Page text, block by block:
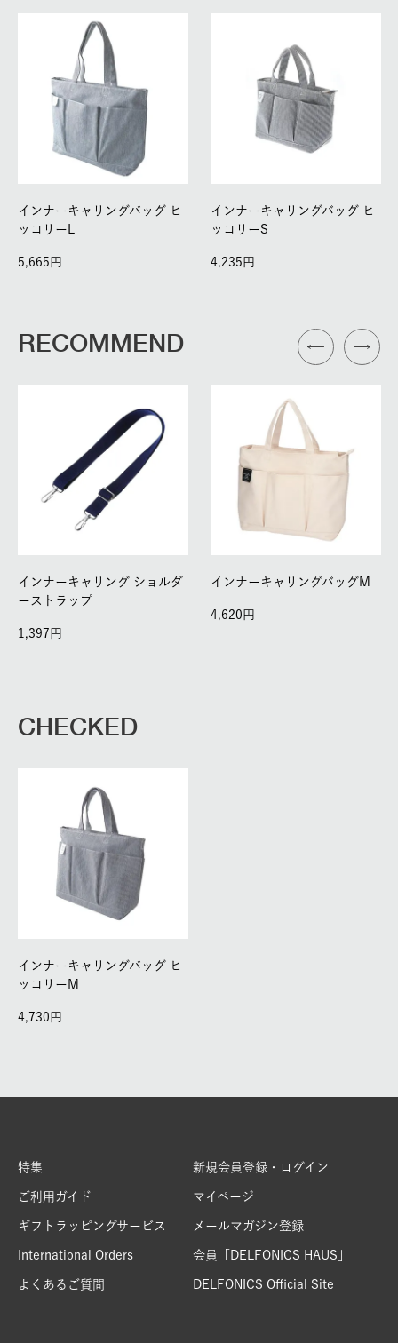
インナーキャリングバッグ ヒ
ッコリーL
5,665
インナーキャリングバッグ ヒ
ッコリーS
4,235
RECOMMEND
インナーキャリング ショルダ
ーストラップ
1,397
インナーキャリングバッグM
4,620
CHECKED
インナーキャリングバッグ ヒ
ッコリーM
4,730
特集
ご利用ガイド
ギフトラッピングサービス
International Orders
よくあるご質問
新規会員登録・ログイン
マイページ
メールマガジン登録
会員「DELFONICS HAUS」
DELFONICS Official Site